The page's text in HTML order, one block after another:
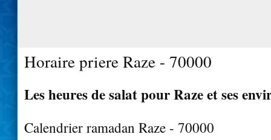
Horaire priere Raze - 70000
Les heures de salat pour Raze et ses
Calendrier ramadan Raze - 70000